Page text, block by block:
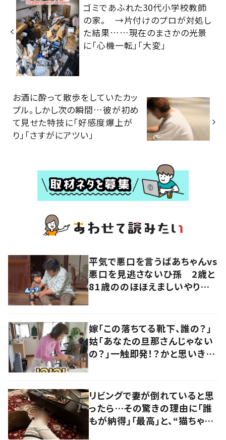
ゴミであふれた30代小学校教師
の家。 →片付けのプロが対処し
た結果……現在のまさかの光景
に「心機一転」「大変」
お酒に酔って散歩をしていたカッ
プル。しかし次の瞬間…彼が初め
て見せた特技に「好感度爆上が
り」「さすがにアツい」
平気で悪口を言うばあちゃんvs
悪口を見逃さないひ孫 2歳と
81歳ののほほえましいやり取り
嫁「この落ちてる靴下、誰の？」
姑「あなたの旦那さんじゃない
の？」一触即発！？かと思いき
リビングで妻が倒れていると思
ったら…その驚きの理由に「誰
もが納得」「最高」と、“猫ちゃん